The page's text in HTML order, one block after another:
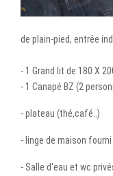
de plain-pied, entrée
- 1 Grand lit de 180 X
- 1 Canapé BZ (2
- plateau (thé,café..)
- linge de maison
- Salle d'eau et wc